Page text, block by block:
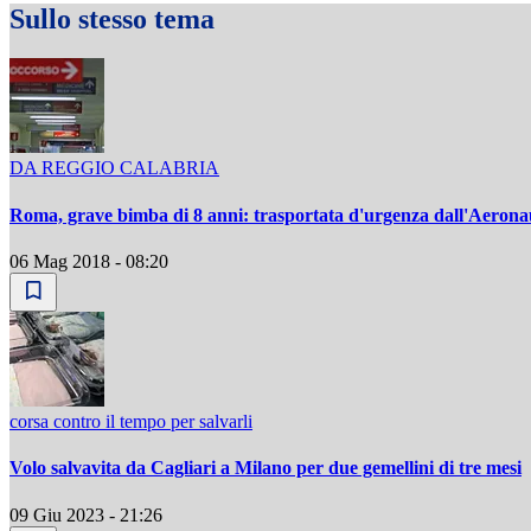
Sullo stesso tema
DA REGGIO CALABRIA
Roma, grave bimba di 8 anni: trasportata d'urgenza
06 Mag 2018 - 08:20
corsa contro il tempo per salvarli
Volo salvavita da Cagliari a Milano per due gemellini di tre mesi
09 Giu 2023 - 21:26